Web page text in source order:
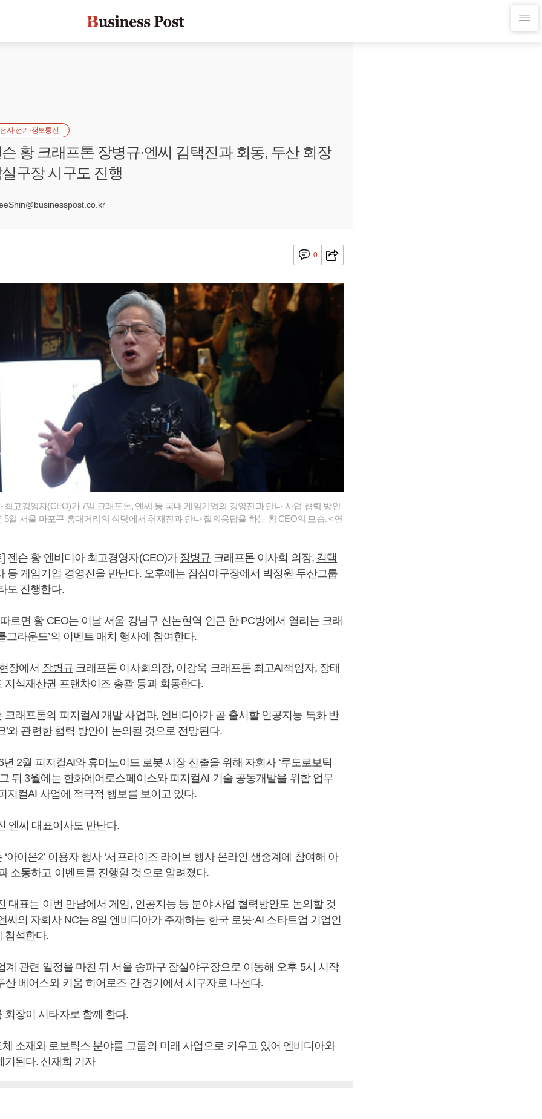
전자·전기·정보통신
황 크래프톤 장병규·엔씨 김택진과 회동, 두산 회장
구장 시구도 진행
0
고경영자(CEO)가 7일 크래프톤, 엔씨 등 국내 게임기업의 경영진과 만나 사업 협력 방안
5일 서울 마포구 홍대거리의 식당에서 취재진과 만나 질의응답을 하는 황 CEO의 모습. <연
젠슨 황 엔비디아 최고경영자(CEO)가 장병규 크래프톤 이사회 의장, 김택
등 게임기업 경영진을 만난다. 오후에는 잠심야구장에서 박정원 두산그룹
도 진행한다.
르면 황 CEO는 이날 서울 강남구 신논현역 인근 한 PC방에서 열리는 크래
그라운드’의 이벤트 매치 행사에 참여한다.
장에서 장병규크래프톤 이사회의장, 이강욱 크래프톤 최고AI책임자, 장태
지식재산권 프랜차이즈 총괄 등과 회동한다.
크래프톤의 피지컬AI 개발 사업과, 엔비디아가 곧 출시할 인공지능 특화 반
’와 관련한 협력 방안이 논의될 것으로 전망된다.
2월 피지컬AI와 휴머노이드 로봇 시장 진출을 위해 자회사 ‘루도로보틱
뒤 3월에는 한화에어로스페이스와 피지컬AI 기술 공동개발을 위합 업무
지컬AI 사업에 적극적 행보를 보이고 있다.
엔씨 대표이사도 만난다.
아이온2’ 이용자 행사 ‘서프라이즈 라이브 행사 온라인 생중계에 참여해 아
소통하고 이벤트를 진행할 것으로 알려졌다.
대표는 이번 만남에서 게임, 인공지능 등 분야 사업 협력방안도 논의할 것
씨의 자회사 NC는 8일 엔비디아가 주재하는 한국 로봇·AI 스타트업 기업인
참석한다.
계 관련 일정을 마친 뒤 서울 송파구 잠실야구장으로 이동해 오후 5시 시작
산 베어스와 키움 히어로즈 간 경기에서 시구자로 나선다.
회장이 시타자로 함께 한다.
소재와 로보틱스 분야를 그룹의 미래 사업으로 키우고 있어 엔비디아와
기된다. 신재희 기자